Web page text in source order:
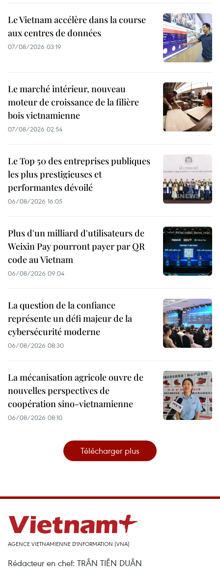
Le Vietnam accélère dans la course
aux centres de données
07/08/2026 03:19
Le marché intérieur, nouveau
moteur de croissance de la filière
bois vietnamienne
07/08/2026 02:54
Le Top 50 des entreprises publiques
les plus prestigieuses et
performantes dévoilé
06/08/2026 16:05
Plus d'un milliard d'utilisateurs de
Weixin Pay pourront payer par QR
code au Vietnam
06/08/2026 09:04
La question de la confiance
représente un défi majeur de la
cybersécurité moderne
06/08/2026 08:30
La mécanisation agricole ouvre de
nouvelles perspectives de
coopération sino-vietnamienne
06/08/2026 08:10
Télécharger plus
AGENCE VIETNAMIENNE D'INFORMATION (VNA)
Rédacteur en chef: TRÂN TIÊN DUÂN